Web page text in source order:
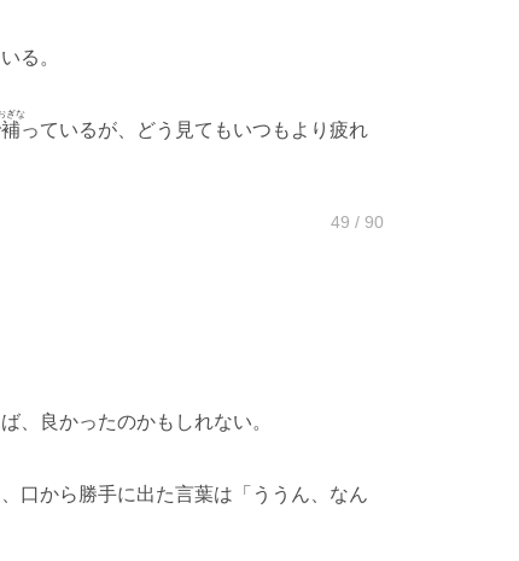
る。
補
ぎな
っているが、どう見てもいつもより疲れ
49 / 90
、良かったのかもしれない。
口から勝手に出た言葉は「ううん、なん